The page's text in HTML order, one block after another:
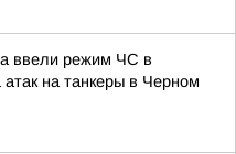
ввели режим ЧС в
атак на танкеры в Черном